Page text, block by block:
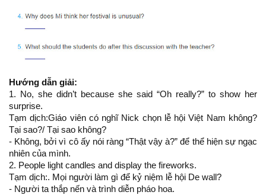
Hướng dẫn giải:
1. No, she didn’t because she said “Oh really?” to show her
surprise.
Tạm dịch:Giáo viên có nghĩ Nick chọn lễ hội Việt Nam không?
Tại sao?/ Tại sao không?
- Không, bởi vì cô ấy nói ràng “Thật vậy à?” để thể hiện sự ngạc
nhiên của mình.
2. People light candles and display the fireworks.
Tạm dịch:. Mọi người làm gì để kỷ niệm lễ hội De wall?
- Người ta thắp nến và trình diễn pháo hoa.